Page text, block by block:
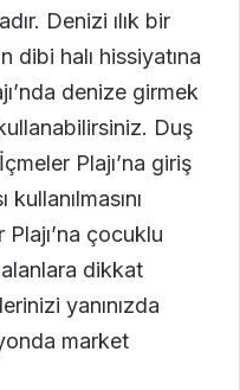
Denizi ılık bir
dibi halı hissiyatına
denize girmek
Duş
Plajı’na giriş
çocuklu
dikkat
yanınızda
market